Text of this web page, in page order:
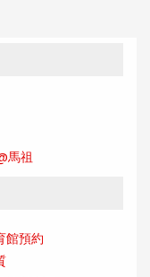
馬祖
館預約